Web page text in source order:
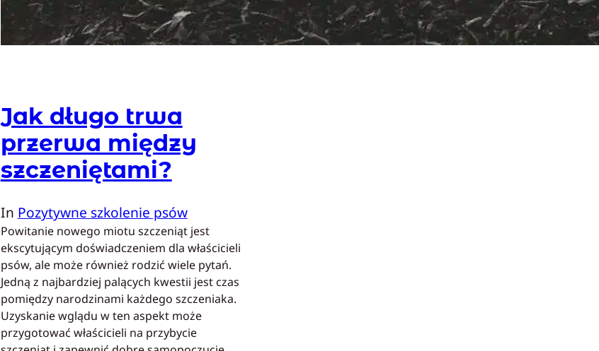
Jak długo trwa
przerwa między
szczeniętami?
In Pozytywne szkolenie psów
Powitanie nowego miotu szczeniąt jest
ekscytującym doświadczeniem dla właścicieli
psów, ale może również rodzić wiele pytań.
Jedną z najbardziej palących kwestii jest czas
pomiędzy narodzinami każdego szczeniaka.
Uzyskanie wglądu w ten aspekt może
przygotować właścicieli na przybycie